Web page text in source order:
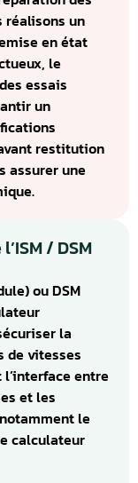
réalisons un
en état
le
essais
un
restitution
assurer une
/ DSM
ou DSM
la
de vitesses
entre
et les
le
calculateur